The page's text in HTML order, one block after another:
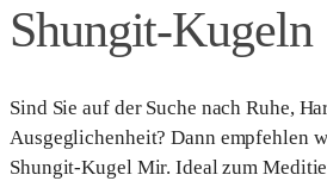
Shungit-Kugeln
Sind Sie auf der Suche nach Ruhe,
Ausgeglichenheit? Dann empfehlen
Shungit-Kugel Mir. Ideal zum